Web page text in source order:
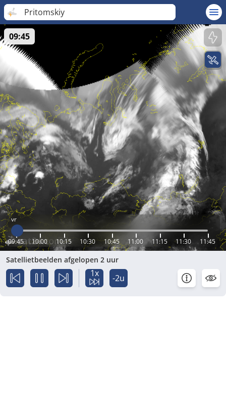
Pritomskiy
vr
09:45 10:00 10:15 10:30 10:45 11:00 11:15 11:30 11:45
09:45
Satellietbeelden afgelopen 2 uur
1x -2u